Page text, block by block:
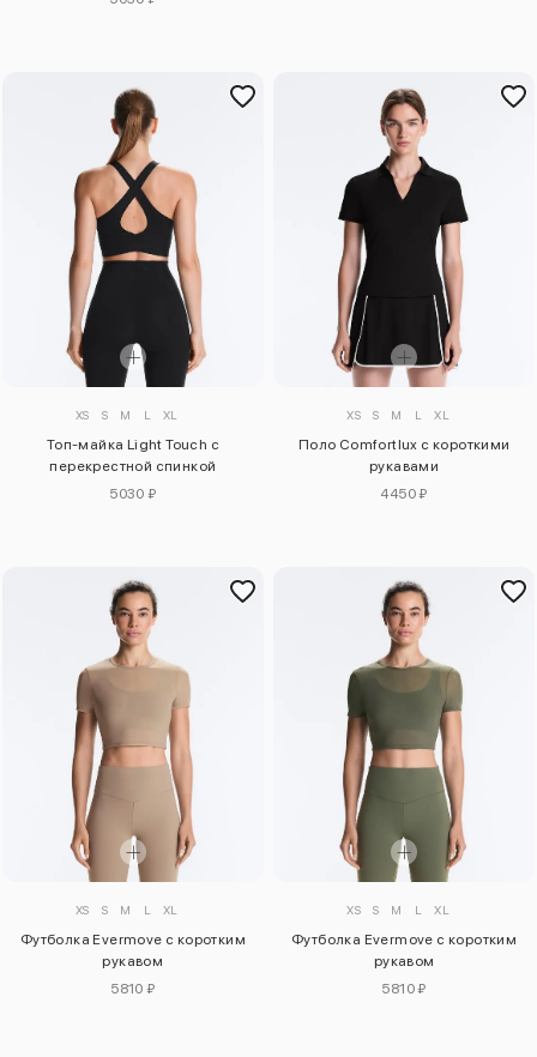
XS S M L XL
Топ-майка Light Touch с
перекрестной спинкой
5030 ₽
XS S M L XL
Поло Comfortlux с короткими
рукавами
4450 ₽
XS S M L XL
Футболка Evermove с коротким
рукавом
5810 ₽
XS S M L XL
Футболка Evermove с коротким
рукавом
5810 ₽